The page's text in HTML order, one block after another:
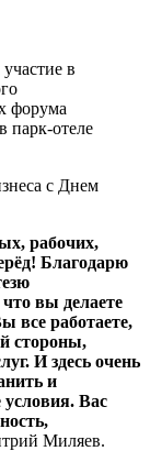
в
форума
парк-отеле
с Днем
рабочих,
Благодарю
вы делаете
все работаете,
стороны,
И здесь очень
и
Вас
Миляев.